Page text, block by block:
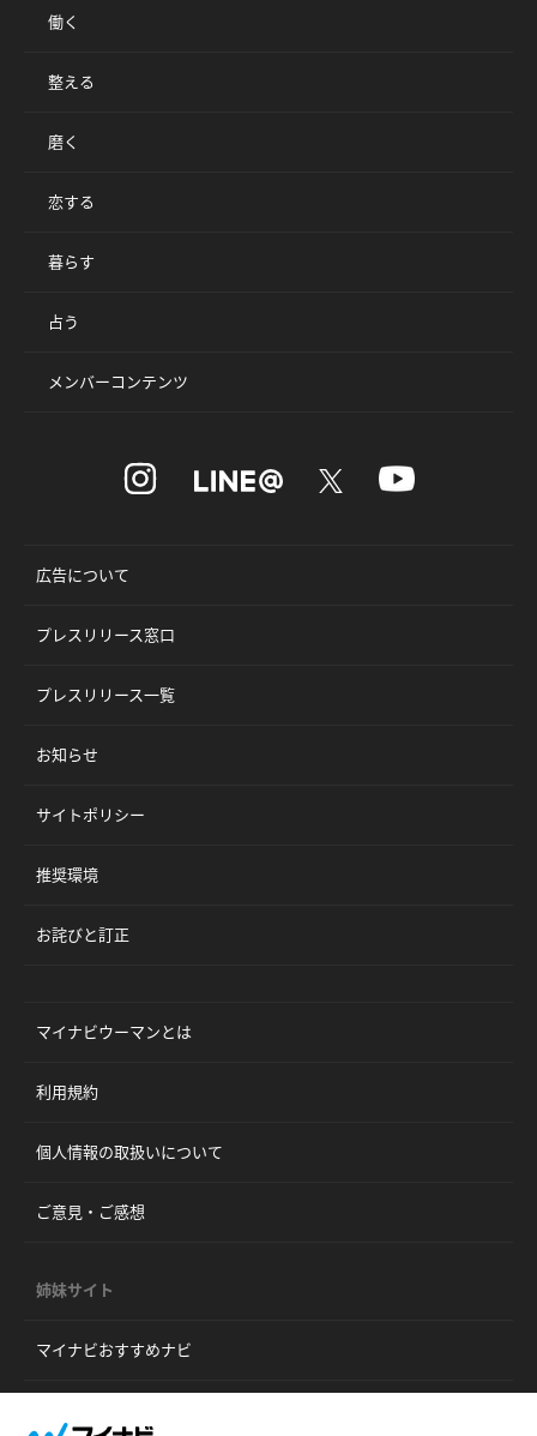
働く
整える
磨く
恋する
暮らす
占う
メンバーコンテンツ
広告について
プレスリリース窓口
プレスリリース一覧
お知らせ
サイトポリシー
推奨環境
お詫びと訂正
マイナビウーマンとは
利用規約
個人情報の取扱いについて
ご意見・ご感想
姉妹サイト
マイナビおすすめナビ